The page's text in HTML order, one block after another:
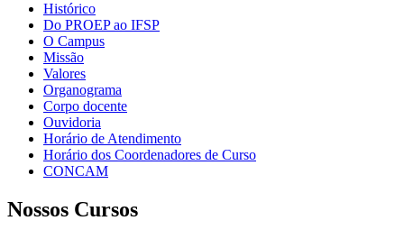
Histórico
Do PROEP ao IFSP
O Campus
Missão
Valores
Organograma
Corpo docente
Ouvidoria
Horário de Atendimento
Horário dos Coordenadores de Curso
CONCAM
Nossos Cursos